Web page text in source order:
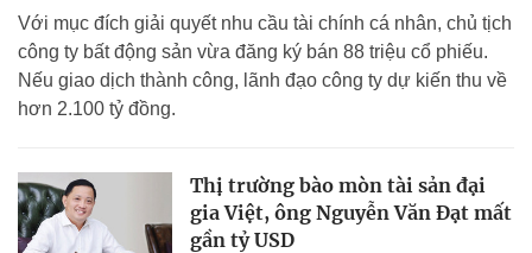
Với mục đích giải quyết nhu cầu tài chính cá nhân, chủ tịch
công ty bất động sản vừa đăng ký bán 88 triệu cổ phiếu.
Nếu giao dịch thành công, lãnh đạo công ty dự kiến thu về
hơn 2.100 tỷ đồng.
Thị trường bào mòn tài sản đại
gia Việt, ông Nguyễn Văn Đạt mất
gần tỷ USD